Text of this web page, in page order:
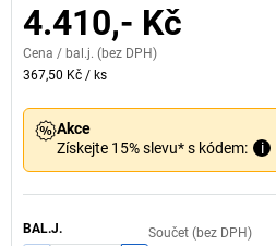
4.410,- Kč
Cena / bal.j. (bez DPH)
367,50 Kč / ks
Akce
Získejte 15% slevu* s kódem:
i
BAL.J. Součet (bez DPH)